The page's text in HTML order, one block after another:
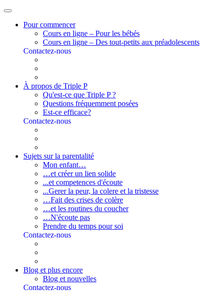
Pour commencer
Cours en ligne – Pour les bébés
Cours en ligne – Des tout-petits aux préadolescents
Contactez-nous
À propos de Triple P
Qu'est-ce que Triple P ?
Questions fréquemment posées
Est-ce efficace?
Contactez-nous
Sujets sur la parentalité
Mon enfant…
…et créer un lien solide
...et competences d'écoute
...Gerer la peur, la colere et la tristesse
…Fait des crises de colère
…et les routines du coucher
…N'écoute pas
Prendre du temps pour soi
Contactez-nous
Blog et plus encore
Blog et nouvelles
Contactez-nous